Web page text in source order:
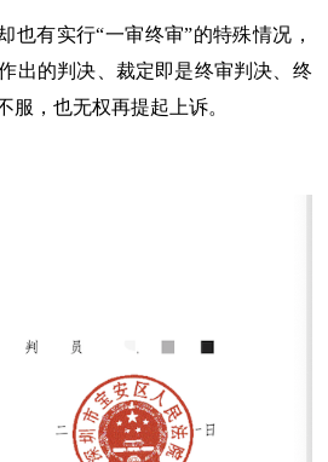
也有实行“一审终审”的特殊情况，
出的判决、裁定即是终审判决、终
服，也无权再提起上诉。